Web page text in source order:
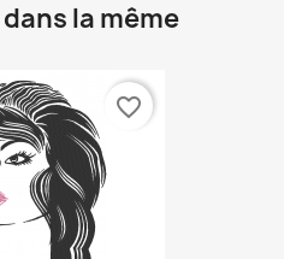
la même
favorite_border